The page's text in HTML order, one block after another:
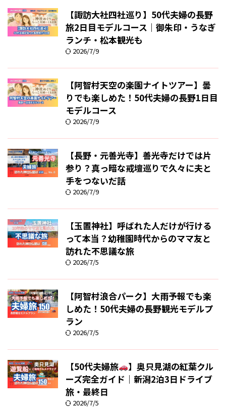
【諏訪大社四社巡り】50代夫婦の長野
旅2日目モデルコース｜御朱印・うなぎ
ランチ・松本観光も
2026/7/9
【阿智村天空の楽園ナイトツアー】曇
りでも楽しめた！50代夫婦の長野1日目
モデルコース
2026/7/9
【長野・元善光寺】善光寺だけでは片
参り？真っ暗な戒壇巡りで久々に夫と
手をつないだ話
2026/7/9
【玉置神社】呼ばれた人だけが行ける
って本当？幼稚園時代からのママ友と
訪れた不思議な旅
2026/7/5
【阿智村浪合パーク】大雨予報でも楽
しめた！50代夫婦の長野観光モデルプ
ラン
2026/7/5
【50代夫婦旅
】奥只見湖の紅葉クル
ーズ完全ガイド｜新潟2泊3日ドライブ
旅・最終日
2026/7/5